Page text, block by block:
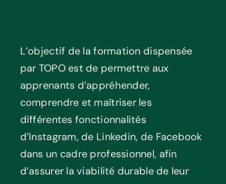
L’objectif de la formation dispensée
par TOPO est de permettre aux
apprenants d’appréhender,
comprendre et maîtriser les
différentes fonctionnalités
d’Instagram, de Linkedin, de Facebook
dans un cadre professionnel, afin
d’assurer la viabilité durable de leur